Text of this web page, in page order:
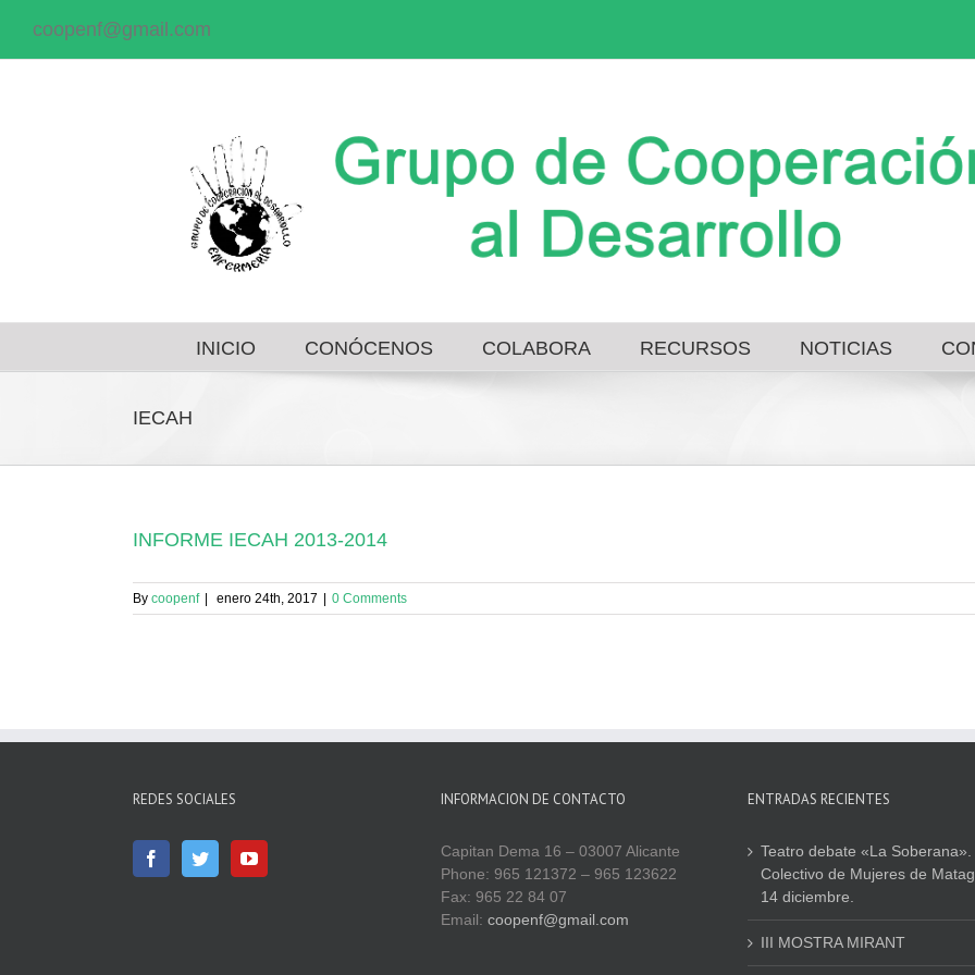
coopenf@gmail.com
INICIO CONÓCENOS COLABORA RECURSOS NOTICIAS
IECAH
INFORME IECAH 2013-2014
By coopenf enero 24th, 2017 0 Comments
REDES SOCIALES INFORMACION DE CONTACTO
Capitan Dema 16 – 03007 Alicante
Phone: 965 121372 – 965 123622
Fax: 965 22 84 07
Email: coopenf@gmail.com
ENTRADAS RECIENTES
Teatro debate «La Soberana».
Colectivo de Mujeres de
14 diciembre.
III MOSTRA MIRANT